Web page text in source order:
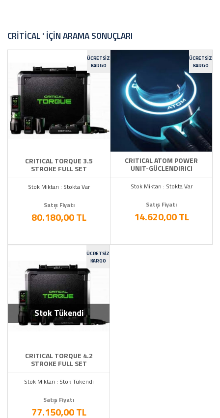
CRITICAL ' IÇIN ARAMA SONUÇLARI
ÜCRETSIZ
KARGO
CRITICAL TORQUE 3.5
STROKE FULL SET
Stok Miktarı : Stokta Var
Satış Fiyatı
80.180,00 TL
ÜCRETSIZ
KARGO
CRITICAL ATOM POWER
UNIT-GÜCLENDIRICI
Stok Miktarı : Stokta Var
Satış Fiyatı
14.620,00 TL
ÜCRETSIZ
KARGO
Stok Tükendi
CRITICAL TORQUE 4.2
STROKE FULL SET
Stok Miktarı : Stok Tükendi
Satış Fiyatı
77.150,00 TL